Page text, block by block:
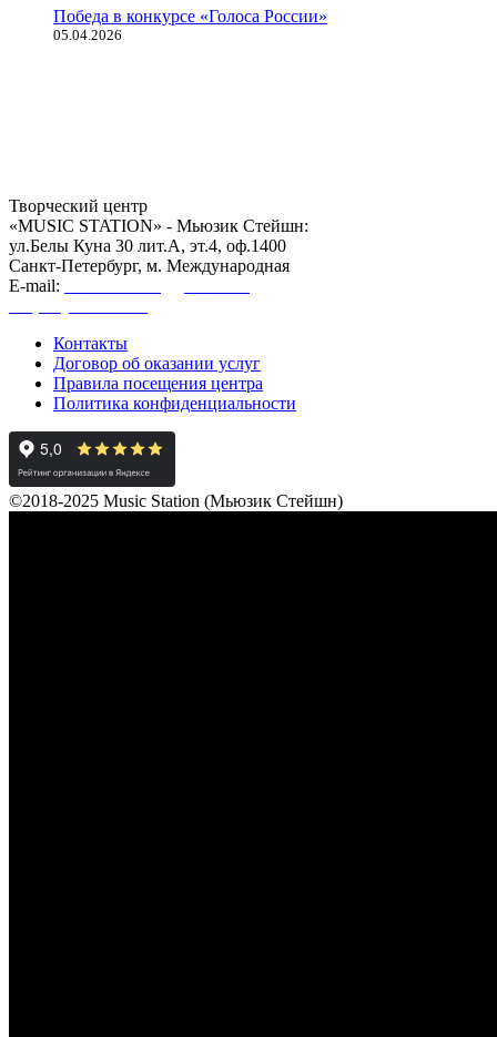
Победа в конкурсе «Голоса России»
05.04.2026
Творческий центр
«MUSIC STATION» - Мьюзик Стейшн:
ул.Белы Куна 30 лит.А, эт.4, оф.1400
Санкт-Петербург, м. Международная
E-mail:
Контакты
Договор об оказании услуг
Правила посещения центра
Политика конфиденциальности
©2018-2025 Music Station (Мьюзик Стейшн)